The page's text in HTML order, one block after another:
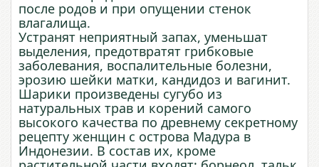
после родов и при опущении стенок
влагалища.
Устранят неприятный запах, уменьшат
выделения, предотвратят грибковые
заболевания, воспалительные болезни,
эрозию шейки матки, кандидоз и вагинит.
Шарики произведены сугубо из
натуральных трав и корений самого
высокого качества по древнему секретному
рецепту женщин с острова Мадура в
Индонезии. В состав их, кроме